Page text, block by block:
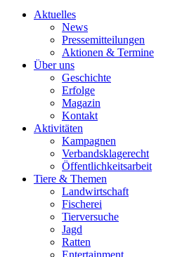
Aktuelles
News
Pressemitteilungen
Aktionen & Termine
Über uns
Geschichte
Erfolge
Magazin
Kontakt
Aktivitäten
Kampagnen
Verbandsklagerecht
Öffentlichkeitsarbeit
Tiere & Themen
Landwirtschaft
Fischerei
Tierversuche
Jagd
Ratten
Entertainment